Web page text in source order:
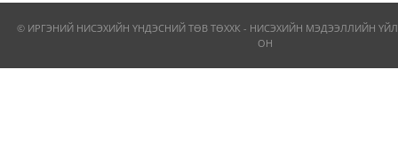
© ИРГЭНИЙ НИСЭХИЙН ҮНДЭСНИЙ ТӨВ ТӨХХК - НИСЭХИЙН МЭДЭЭЛЛИЙН
ОН